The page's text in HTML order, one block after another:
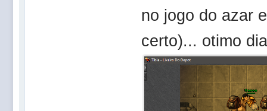
no jogo do azar
certo)... otimo